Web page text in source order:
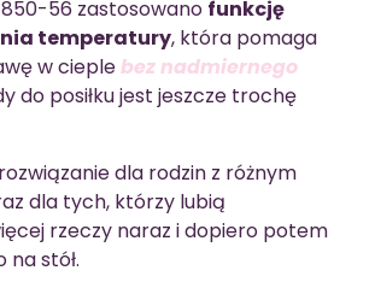
56 zastosowano funkcję
temperatury, która pomaga
w cieplebez nadmiernego
do posiłku jest jeszcze trochę
dla rodzin z różnym
dla tych, którzy lubią
rzeczy naraz i dopiero potem
stół.